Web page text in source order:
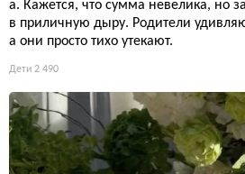
а. Кажется, что сумма невелика, но
в приличную дыру. Родители
а они просто тихо утекают.
Дети 2 490